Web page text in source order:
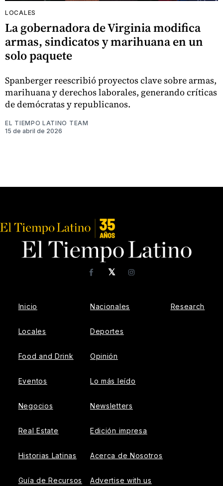
LOCALES
La gobernadora de Virginia modifica
armas, sindicatos y marihuana en un
solo paquete
Spanberger reescribió proyectos clave sobre armas,
marihuana y derechos laborales, generando críticas
de demócratas y republicanos.
EL TIEMPO LATINO TEAM
15 de abril de 2026
𝕏
FacebookInstagram
Inicio
Locales
Food and Drink
Eventos
Negocios
Real Estate
Historias Latinas
Guía de Recursos
Nacionales
Deportes
Opinión
Lo más leído
Newsletters
Edición impresa
Acerca de Nosotros
Advertise with us
Research